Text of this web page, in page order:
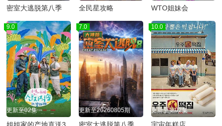
密室大逃脱第八季 全民星攻略 WTO姐妹会
9.0
更新至02集
7.0
更新至20260805期
10.0
更新至第02集